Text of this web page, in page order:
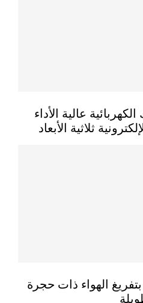
عالية الأداء
ثلاثية الأبعاد
الهواء ذات حجرة